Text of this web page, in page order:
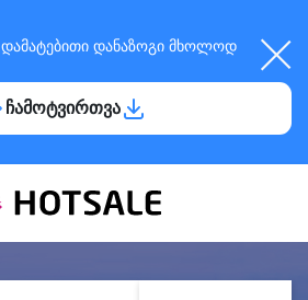
დამატებითი დანაზოგი მხოლოდ
ჩამოტვირთვა